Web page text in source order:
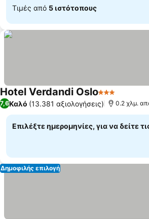
Τιμές από 5 ιστότοπους
Hotel Verdandi Oslo3 Αστέρια
7,6Καλό (13.381 αξιολογήσεις) 0.2 χλμ.
Επιλέξτε ημερομηνίες, για να δείτε
Δημοφιλής επιλογή